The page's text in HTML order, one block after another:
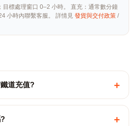
目標處理窗口 0–2 小時。 直充：通常數分鐘
小時內聯繫客服。 詳情見 發貨與交付政策 /
道充值? +
+